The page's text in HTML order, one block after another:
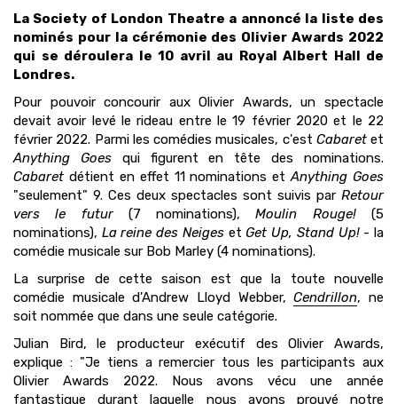
La Society of London Theatre a annoncé la liste des
nominés pour la cérémonie des Olivier Awards 2022
qui se déroulera le 10 avril au Royal Albert Hall de
Londres.
Pour pouvoir concourir aux Olivier Awards, un spectacle
devait avoir levé le rideau entre le 19 février 2020 et le 22
février 2022. Parmi les comédies musicales, c'est Cabaretet
Anything Goesqui figurent en tête des nominations.
Cabaret détient en effet 11 nominations etAnything Goes
"seulement" 9. Ces deux spectacles sont suivis par Retour
vers le futur(7 nominations),Moulin Rouge!(5
nominations), La reine des Neigeset Get Up, Stand Up!- la
comédie musicale sur Bob Marley (4 nominations).
La surprise de cette saison est que la toute nouvelle
comédie musicale d'Andrew Lloyd Webber,Cendrillon, ne
soit nommée que dans une seule catégorie.
Julian Bird, le producteur exécutif des Olivier Awards,
explique : "Je tiens a remercier tous les participants aux
Olivier Awards 2022. Nous avons vécu une année
fantastique durant laquelle nous avons prouvé notre